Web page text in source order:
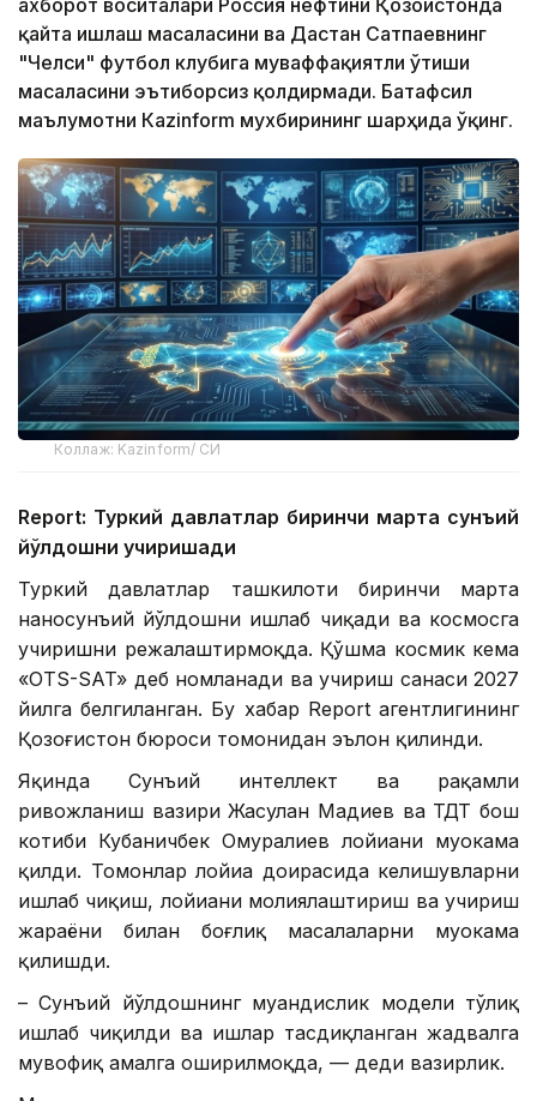
ахборот воситалари Россия нефтини Қозоғистонда
қайта ишлаш масаласини ва Дастан Сатпаевнинг
"Челси" футбол клубига муваффақиятли ўтиши
масаласини эътиборсиз қолдирмади. Батафсил
маълумотни Кazinform мухбирининг шарҳида ўқинг.
Коллаж: Kazinform/ СИ
Report: Туркий давлатлар биринчи марта сунъий
йўлдошни учиришади
Туркий давлатлар ташкилоти биринчи марта
наносунъий йўлдошни ишлаб чиқади ва космосга
учиришни режалаштирмоқда. Қўшма космик кема
«OTS-SAT» деб номланади ва учириш санаси 2027
йилга белгиланган. Бу хабар Report агентлигининг
Қозоғистон бюроси томонидан эълон қилинди.
Яқинда Сунъий интеллект ва рақамли
ривожланиш вазири Жасулан Мадиев ва ТДТ бош
котиби Кубаничбек Омуралиев лойиҳани муҳокама
қилди. Томонлар лойиҳа доирасида келишувларни
ишлаб чиқиш, лойиҳани молиялаштириш ва учириш
жараёни билан боғлиқ масалаларни муҳокама
қилишди.
– Сунъий йўлдошнинг муҳандислик модели тўлиқ
ишлаб чиқилди ва ишлар тасдиқланган жадвалга
мувофиқ амалга оширилмоқда, — деди вазирлик.